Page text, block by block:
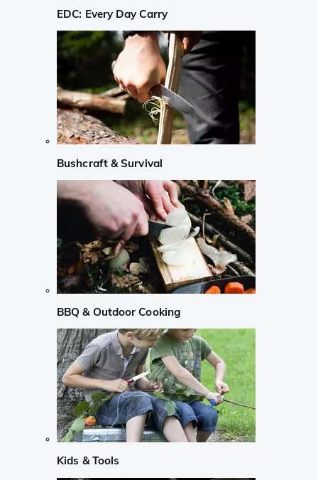
EDC: Every Day Carry
Bushcraft & Survival
BBQ & Outdoor Cooking
Kids & Tools